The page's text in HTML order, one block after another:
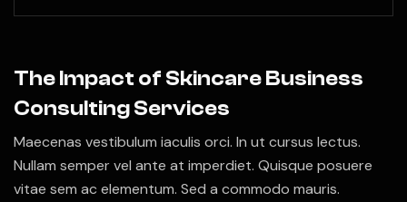
The Impact of Skincare Business
Consulting Services
Maecenas vestibulum iaculis orci. In ut cursus lectus.
Nullam semper vel ante at imperdiet. Quisque posuere
vitae sem ac elementum. Sed a commodo mauris.